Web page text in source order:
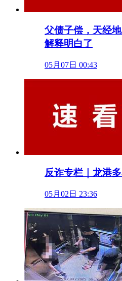
父债子偿，天经
解释明白了
05月07日 00:43
反诈专栏｜龙港
05月02日 23:36